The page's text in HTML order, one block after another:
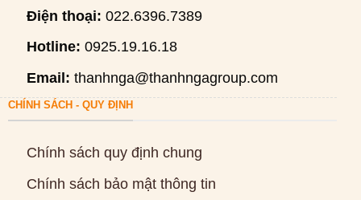
Điện thoại: 022.6396.7389
Hotline: 0925.19.16.18
Email: thanhnga@thanhngagroup.com
CHÍNH SÁCH - QUY ĐỊNH
Chính sách quy định chung
Chính sách bảo mật thông tin